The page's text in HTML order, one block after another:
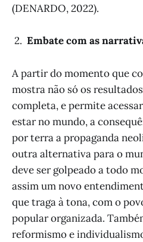
(DENARDO, 2022).
2. Embate com as
A partir do momento que
mostra não só os
completa, e permite
estar no mundo, a
por terra a propaganda
outra alternativa para o
deve ser golpeado a todo
assim um novo
que traga à tona, com o
popular organizada.
reformismo e